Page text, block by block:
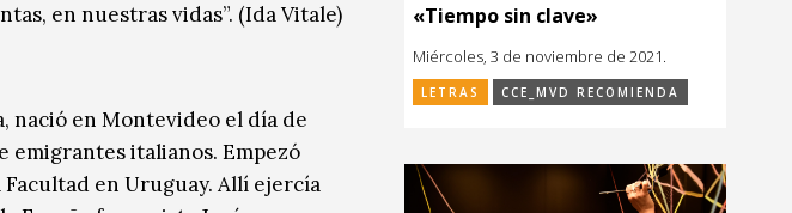
en nuestras vidas”. (Ida Vitale)
nació en Montevideo el día de
emigrantes italianos. Empezó
en Uruguay. Allí ejercía
«Tiempo sin clave»
Miércoles, 3 de noviembre de 2021.
LETRAS CCE_MVD RECOMIENDA